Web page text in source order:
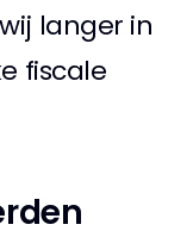
langer in
fiscale